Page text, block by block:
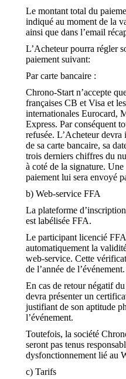
Le montant total du
indiqué au moment de la
ainsi que dans l’email
L’Acheteur pourra régler
paiement suivant:
Par carte bancaire :
Chrono-Start n’accepte
françaises CB et Visa et
internationales Eurocard,
Express. Par conséquent
refusée. L’Acheteur
de sa carte bancaire, sa
trois derniers chiffres du
à coté de la signature.
paiement lui sera envoyé
b) Web-service FFA
La plateforme
est labélisée FFA.
Le participant licencié
automatiquement la
web-service. Cette
de l’année de l’événement.
En cas de retour négatif
devra présenter un
justifiant de son aptitude
l’événement.
Toutefois, la société
seront pas tenus
dysfonctionnement lié au
c) Tarifs